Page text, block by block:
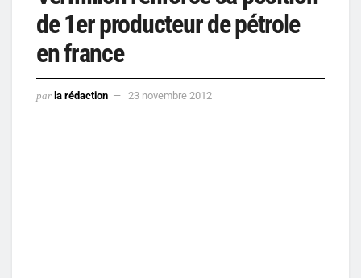
de 1er producteur de pétrole
en france
par la rédaction 23 novembre 2012